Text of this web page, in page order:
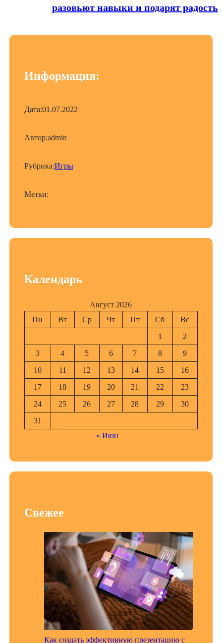
разовьют навыки и подарят радость
Информация:
Дата:01.07.2022
Автор:admin
Рубрика:Игры
Метки:
Календарь
Август 2026
Пн
Вт Ср Чт Пт Сб
Вс
1
2
3
4 5 6 7 8
9
10
11 12 13 14 15
16
17
18 19 20 21 22
23
24
25 26 27 28 29
30
31
« Июн
Свежее
Как создать эффективную презентацию с